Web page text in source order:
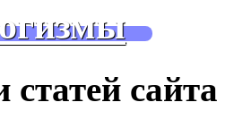
статей сайта